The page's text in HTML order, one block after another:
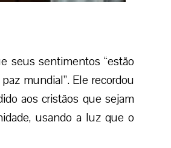
seus sentimentos “estão
mundial”. Ele recordou
aos cristãos que sejam
usando a luz que o